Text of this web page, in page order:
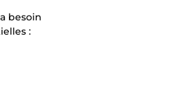
besoin
: